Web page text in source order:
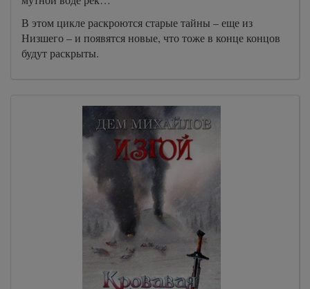
В этом цикле раскроются старые тайны – еще из
Низшего – и появятся новые, что тоже в конце концов
будут раскрыты.